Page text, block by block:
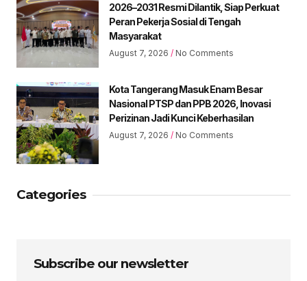
2026–2031 Resmi Dilantik, Siap Perkuat
Peran Pekerja Sosial di Tengah
Masyarakat
August 7, 2026 No Comments
Kota Tangerang Masuk Enam Besar
Nasional PTSP dan PPB 2026, Inovasi
Perizinan Jadi Kunci Keberhasilan
August 7, 2026 No Comments
Categories
Subscribe our newsletter